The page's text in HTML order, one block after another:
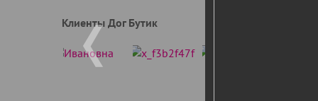
Клиенты Дог Бутик